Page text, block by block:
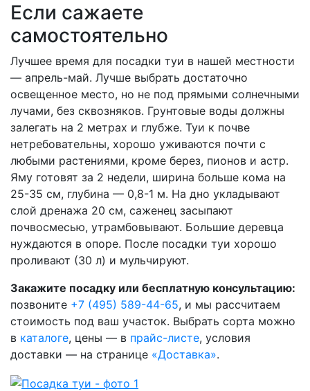
Если сажаете
самостоятельно
Лучшее время для посадки туи в нашей местности
— апрель-май. Лучше выбрать достаточно
освещенное место, но не под прямыми солнечными
лучами, без сквозняков. Грунтовые воды должны
залегать на 2 метрах и глубже. Туи к почве
нетребовательны, хорошо уживаются почти с
любыми растениями, кроме берез, пионов и астр.
Яму готовят за 2 недели, ширина больше кома на
25-35 см, глубина — 0,8-1 м. На дно укладывают
слой дренажа 20 см, саженец засыпают
почвосмесью, утрамбовывают. Большие деревца
нуждаются в опоре. После посадки туи хорошо
проливают (30 л) и мульчируют.
Закажите посадку или бесплатную консультацию:
позвоните +7 (495) 589-44-65, и мы рассчитаем
стоимость под ваш участок. Выбрать сорта можно
в каталоге, цены — в прайс-листе, условия
доставки — на странице «Доставка».